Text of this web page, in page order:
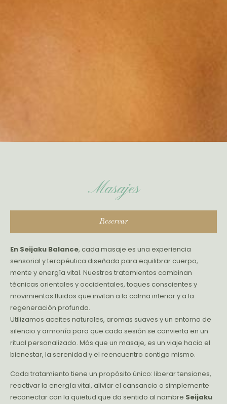
Masajes
Reservar
En Seijaku Balance, cada masaje es una experiencia
sensorial y terapéutica diseñada para equilibrar cuerpo,
mente y energía vital. Nuestros tratamientos combinan
técnicas orientales y occidentales, toques conscientes y
movimientos fluidos que invitan a la calma interior y a la
regeneración profunda.
Utilizamos aceites naturales, aromas suaves y un entorno de
silencio y armonía para que cada sesión se convierta en un
ritual personalizado. Más que un masaje, es un viaje hacia el
bienestar, la serenidad y el reencuentro contigo mismo.
Cada tratamiento tiene un propósito único: liberar tensiones,
reactivar la energía vital, aliviar el cansancio o simplemente
reconectar con la quietud que da sentido al nombre Seijaku